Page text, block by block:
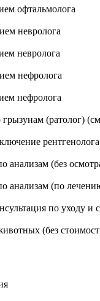
офтальмолога
невролога
невролога
нефролога
нефролога
(ратолог)
рентгенолога
анализам (без
анализам (по
по уходу
(без